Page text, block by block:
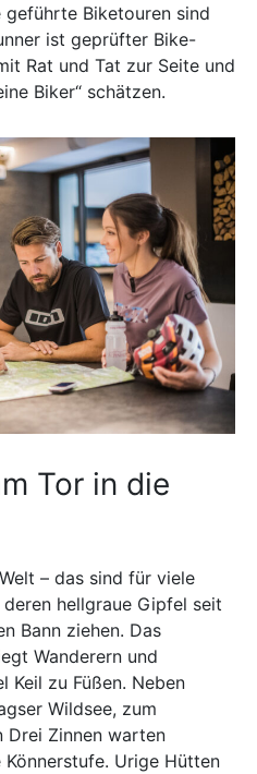
Biketouren sind
ist geprüfter Bike-
Rat und Tat zur Seite und
Biker“ schätzen.
Tor in die
– das sind für viele
hellgraue Gipfel seit
Bann ziehen. Das
Wanderern und
Keil zu Füßen. Neben
Wildsee, zum
Drei Zinnen warten
Urige Hütten